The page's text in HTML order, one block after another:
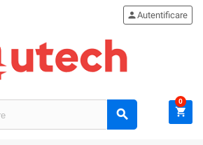
search
personAutentificare
shopping_cart
0